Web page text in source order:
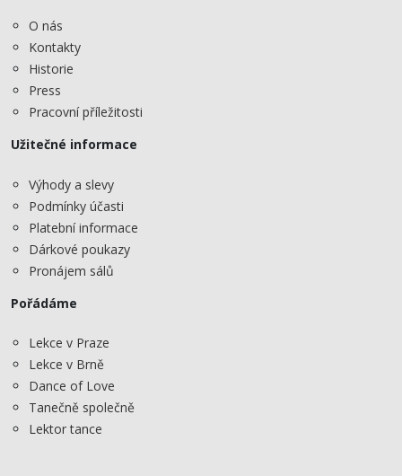
O nás
Kontakty
Historie
Press
Pracovní příležitosti
Užitečné informace
Výhody a slevy
Podmínky účasti
Platební informace
Dárkové poukazy
Pronájem sálů
Pořádáme
Lekce v Praze
Lekce v Brně
Dance of Love
Tanečně společně
Lektor tance